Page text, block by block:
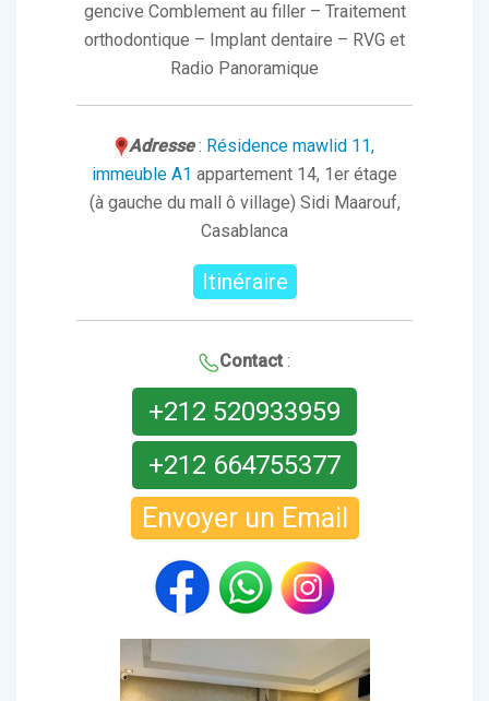
gencive Comblement au filler – Traitement
orthodontique – Implant dentaire – RVG et
Radio Panoramique
Adresse: Résidence mawlid 11,
immeuble A1 appartement 14, 1er étage
(à gauche du mall ô village) Sidi Maarouf,
Casablanca
Itinéraire
Contact :
+212 520933959
+212 664755377
Envoyer un Email